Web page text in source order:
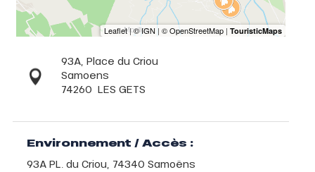
93A, Place du Criou
Samoens
74260 LES GETS
Environnement / Accès :
93A PL. du Criou, 74340 Samoëns